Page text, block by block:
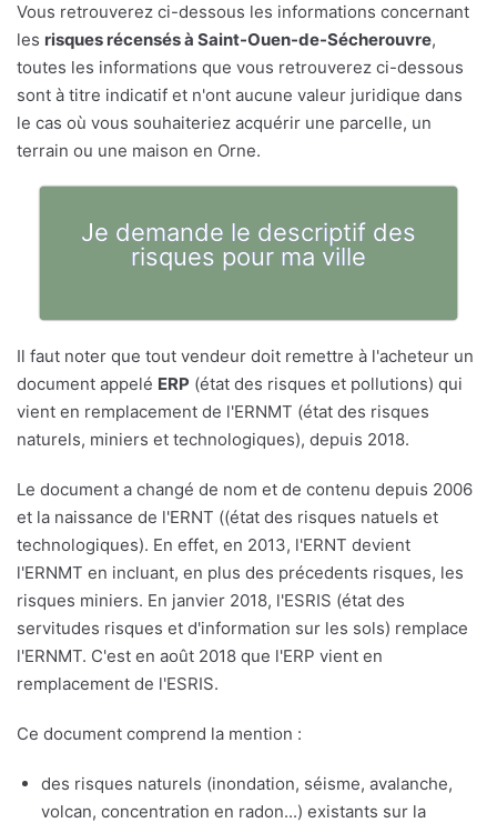
Vous retrouverez ci-dessous les informations concernant
les risques récensés à Saint-Ouen-de-Sécherouvre,
toutes les informations que vous retrouverez ci-dessous
sont à titre indicatif et n'ont aucune valeur juridique dans
le cas où vous souhaiteriez acquérir une parcelle, un
terrain ou une maison en Orne.
Je demande le descriptif des
risques pour ma ville
Il faut noter que tout vendeur doit remettre à l'acheteur un
document appelé ERP (état des risques et pollutions) qui
vient en remplacement de l'ERNMT (état des risques
naturels, miniers et technologiques), depuis 2018.
Le document a changé de nom et de contenu depuis 2006
et la naissance de l'ERNT ((état des risques natuels et
technologiques). En effet, en 2013, l'ERNT devient
l'ERNMT en incluant, en plus des précedents risques, les
risques miniers. En janvier 2018, l'ESRIS (état des
servitudes risques et d'information sur les sols) remplace
l'ERNMT. C'est en août 2018 que l'ERP vient en
remplacement de l'ESRIS.
Ce document comprend la mention :
des risques naturels (inondation, séisme, avalanche,
volcan, concentration en radon...) existants sur la